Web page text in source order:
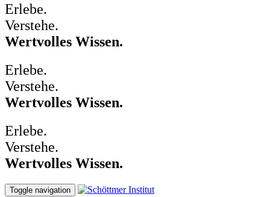
Erlebe.
Verstehe.
Wertvolles Wissen.
Erlebe.
Verstehe.
Wertvolles Wissen.
Erlebe.
Verstehe.
Wertvolles Wissen.
Toggle navigation